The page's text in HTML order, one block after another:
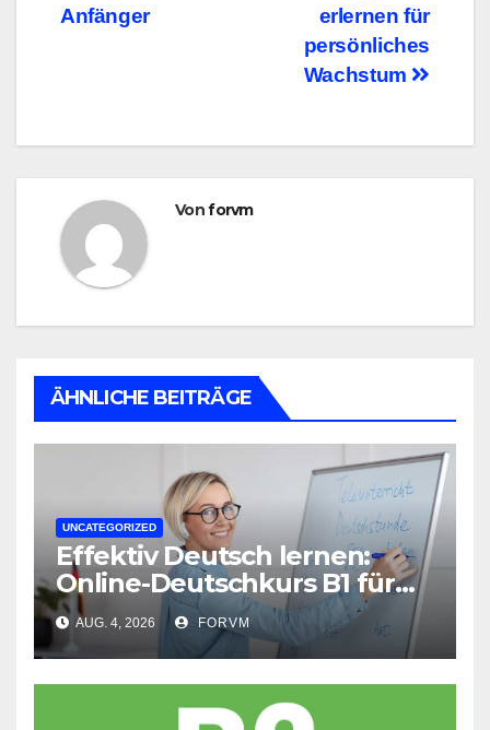
erlernen für
persönliches
Wachstum
Anfänger
Vonforvm
ÄHNLICHE BEITRÄGE
UNCATEGORIZED
Effektiv Deutsch lernen:
Online-Deutschkurs B1 für
flexible Lernerfolge
AUG. 4, 2026 FORVM